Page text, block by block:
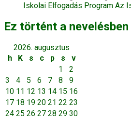
Iskolai Elfogadás Program Az
Ez történt a nevelésben
2026. augusztus
h
K s c p s
v
1
2
3
4 5 6 7 8
9
10 11 12 13 14 15 16
17 18 19 20 21 22 23
24 25 26 27 28 29 30